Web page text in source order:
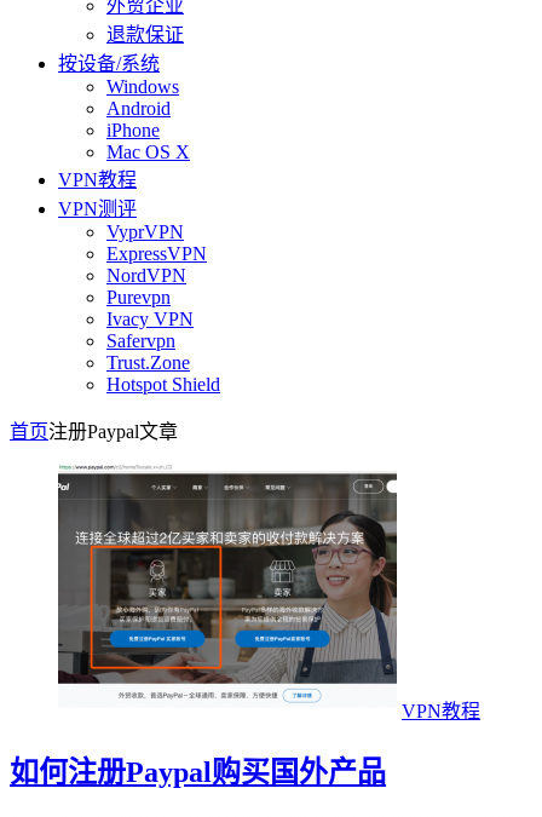
外贸企业
退款保证
按设备/系统
Windows
Android
iPhone
Mac OS X
VPN教程
VPN测评
VyprVPN
ExpressVPN
NordVPN
Purevpn
Ivacy VPN
Safervpn
Trust.Zone
Hotspot Shield
首页注册Paypal文章
VPN教程
如何注册Paypal购买国外产品